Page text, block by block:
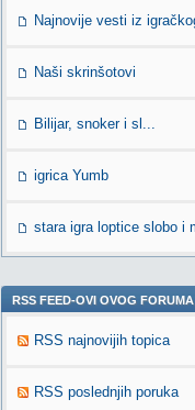
Najnovije vesti iz
Naši skrinšotovi
Bilijar, snoker i sl...
igrica Yumb
stara igra loptice slobo i
RSS FEED-OVI OVOG FORUMA
RSS najnovijih topica
RSS poslednjih poruka